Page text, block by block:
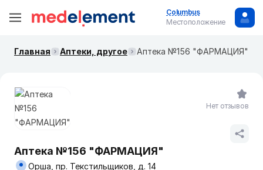
Columbus
Местоположение
Главная Аптеки, другое Аптека №156 "ФАРМАЦИЯ"
Аптека №156 "ФАРМАЦИЯ"
Орша, пр. Текстильщиков, д. 14
Нет отзывов